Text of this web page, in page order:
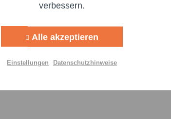
Dieser ist für die Einhaltung der
verbessern.
Alle akzeptieren
Einstellungen Datenschutzhinweise